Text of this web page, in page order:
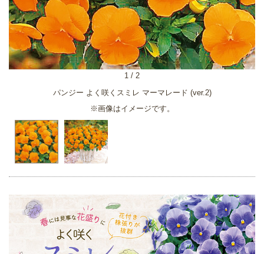
パンジー よく咲くスミレ マーマレード (ver.2)
※画像はイメージです。
1 / 2